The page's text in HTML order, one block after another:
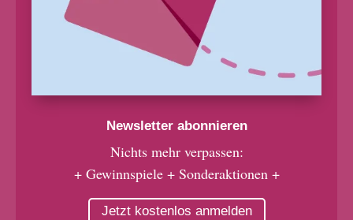
Newsletter abonnieren
Nichts mehr verpassen:
+ Gewinnspiele + Sonderaktionen +
Jetzt kostenlos anmelden